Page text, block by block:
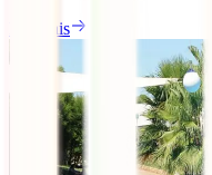
Ler mais